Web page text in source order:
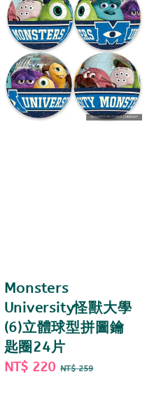
Monsters
University怪獸大學
(6)立體球型拼圖鑰
匙圈24片
Sale
NT$ 220 Regular
NT$ 259